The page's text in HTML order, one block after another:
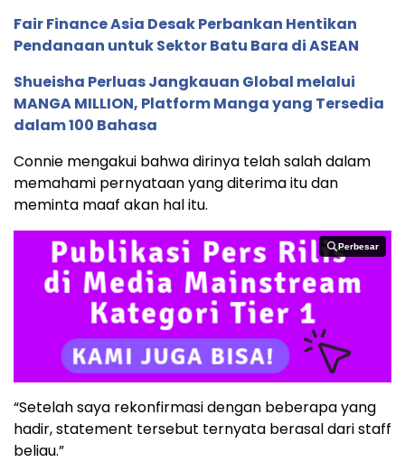
Fair Finance Asia Desak Perbankan Hentikan
Pendanaan untuk Sektor Batu Bara di ASEAN
Shueisha Perluas Jangkauan Global melalui
MANGA MILLION, Platform Manga yang Tersedia
dalam 100 Bahasa
Connie mengakui bahwa dirinya telah salah dalam
memahami pernyataan yang diterima itu dan
meminta maaf akan hal itu.
Perbesar
Perbesar
“Setelah saya rekonfirmasi dengan beberapa yang
hadir, statement tersebut ternyata berasal dari staff
beliau.”